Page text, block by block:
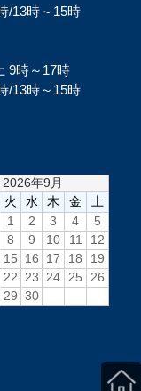
/13時～15時
時～17時
13時～15時